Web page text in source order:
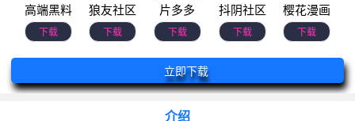
高端黑料
下载
狼友社区
下载
片多多
下载
抖阴社区
下载
樱花漫画
下载
立即下载
介绍